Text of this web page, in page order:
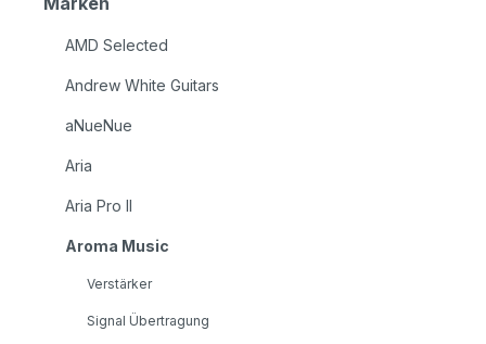
AMD Selected
Andrew White Guitars
aNueNue
Aria
Aria Pro II
Aroma Music
Verstärker
Signal Übertragung